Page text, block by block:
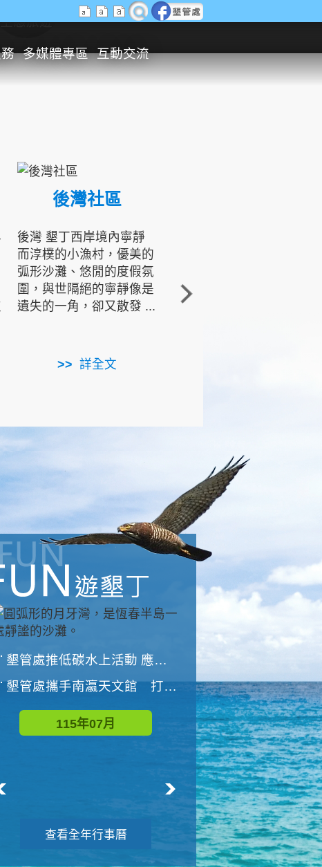
多媒體專區 互動交流
生態旅遊
後灣社區
後灣 墾丁西岸境內寧靜
而淳樸的小漁村，優美的
弧形沙灘、悠閒的度假氛
圍，與世隔絕的寧靜像是
遺失的一角，卻又散發 ...
詳全文
角的端點，冬季海浪拍打
著礁岸，旺盛的侵蝕作
墾管處推低碳水上活動 應屆畢業生限額免費參加
墾管處攜手南瀛天文館 打造沉浸式天文探索營隊
115年07月
與國家公園有約-優游潮間
115年08月
查看全年行事曆